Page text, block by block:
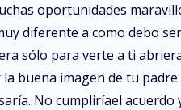
oportunidades
diferente a como debo
sólo para verte a ti
buena imagen de tu
No cumpliríael acuerdo